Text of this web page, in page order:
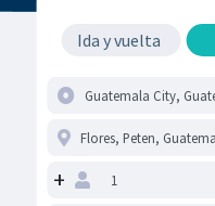
Ida y vuelta
+